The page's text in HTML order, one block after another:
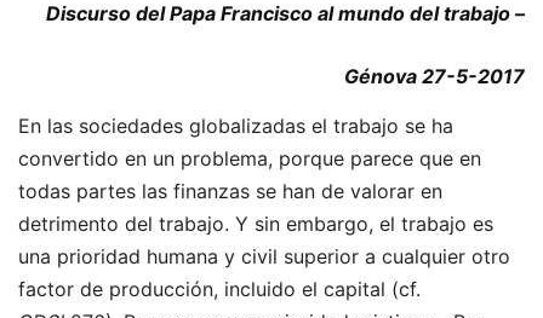
Discurso del Papa Francisco al mundo del trabajo –
Génova 27-5-2017
En las sociedades globalizadas el trabajo se ha
convertido en un problema, porque parece que en
todas partes las finanzas se han de valorar en
detrimento del trabajo. Y sin embargo, el trabajo es
una prioridad humana y civil superior a cualquier otro
factor de producción, incluido el capital (cf.